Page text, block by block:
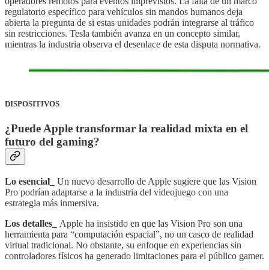
regulatorio específico para vehículos sin mandos humanos deja
abierta la pregunta de si estas unidades podrán integrarse al tráfico
sin restricciones. Tesla también avanza en un concepto similar,
mientras la industria observa el desenlace de esta disputa normativa.
DISPOSITIVOS
¿Puede Apple transformar la realidad mixta en el
futuro del gaming?
Lo esencial_ Un nuevo desarrollo de Apple sugiere que las Vision
Pro podrían adaptarse a la industria del videojuego con una
estrategia más inmersiva.
Los detalles_ Apple ha insistido en que las Vision Pro son una
herramienta para “computación espacial”, no un casco de realidad
virtual tradicional. No obstante, su enfoque en experiencias sin
controladores físicos ha generado limitaciones para el público gamer.